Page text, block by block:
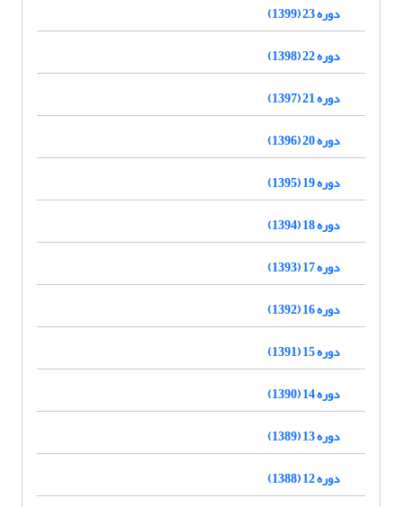
دوره 23 (1399)
دوره 22 (1398)
دوره 21 (1397)
دوره 20 (1396)
دوره 19 (1395)
دوره 18 (1394)
دوره 17 (1393)
دوره 16 (1392)
دوره 15 (1391)
دوره 14 (1390)
دوره 13 (1389)
دوره 12 (1388)